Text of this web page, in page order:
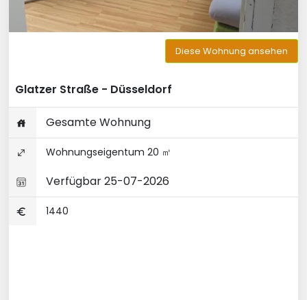
Diese Wohnung ansehen
Glatzer Straße - Düsseldorf
Gesamte Wohnung
Wohnungseigentum 20 ㎡
Verfügbar 25-07-2026
1440